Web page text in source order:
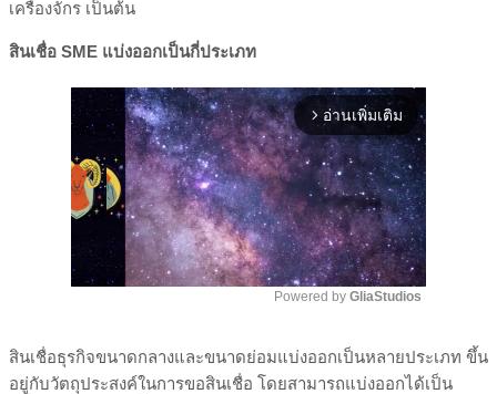
เครื่องจักร เป็นต้น
สินเชื่อ SME แบ่งออกเป็นกี่ประเภท
arrow_forward_ios อ่านเพิ่มเติม
Mute
Powered by GliaStudios
สินเชื่อธุรกิจขนาดกลางและขนาดย่อมแบ่งออกเป็นหลายประเภท ขึ้น
อยู่กับวัตถุประสงค์ในการขอสินเชื่อ โดยสามารถแบ่งออกได้เป็น